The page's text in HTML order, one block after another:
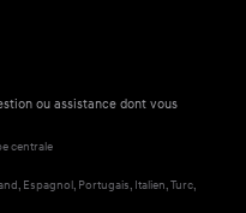
ou assistance dont vous
centrale
Espagnol, Portugais, Italien, Turc,